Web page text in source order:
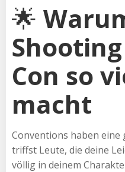
🌟
Con so
macht
Conventions haben eine
triffst Leute, die deine
völlig in deinem